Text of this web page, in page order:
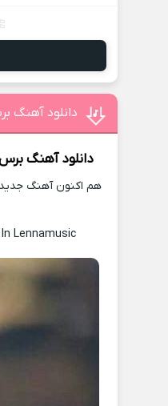
دانلود آهنگ
دانلود آهنگ
هم اکنون آهنگ جدید
In Lennamusic